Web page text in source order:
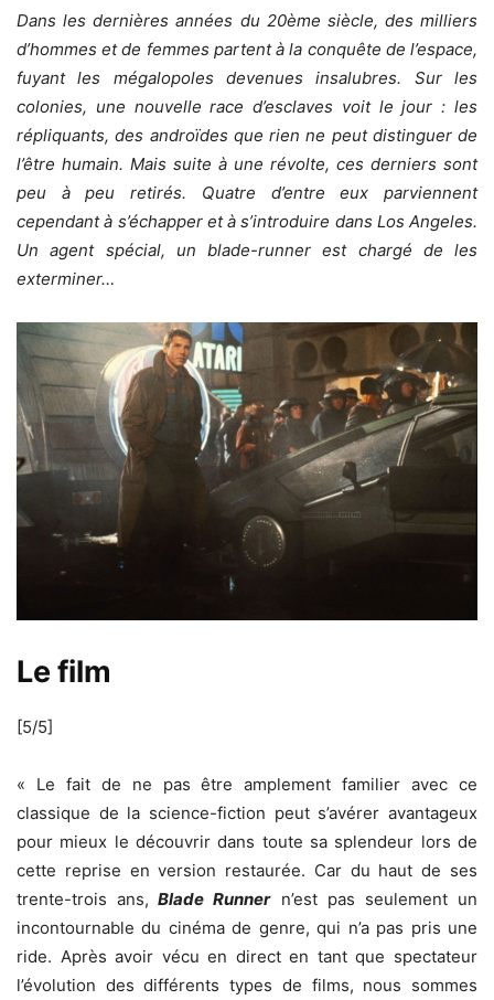
Dans les dernières années du 20ème siècle, des milliers
d’hommes et de femmes partent à la conquête de l’espace,
fuyant les mégalopoles devenues insalubres. Sur les
colonies, une nouvelle race d’esclaves voit le jour : les
répliquants, des androïdes que rien ne peut distinguer de
l’être humain. Mais suite à une révolte, ces derniers sont
peu à peu retirés. Quatre d’entre eux parviennent
cependant à s’échapper et à s’introduire dans Los Angeles.
Un agent spécial, un blade-runner est chargé de les
exterminer…
Le film
[5/5]
« Le fait de ne pas être amplement familier avec ce
classique de la science-fiction peut s’avérer avantageux
pour mieux le découvrir dans toute sa splendeur lors de
cette reprise en version restaurée. Car du haut de ses
trente-trois ans, Blade Runnern’est pas seulement un
incontournable du cinéma de genre, qui n’a pas pris une
ride. Après avoir vécu en direct en tant que spectateur
l’évolution des différents types de films, nous sommes